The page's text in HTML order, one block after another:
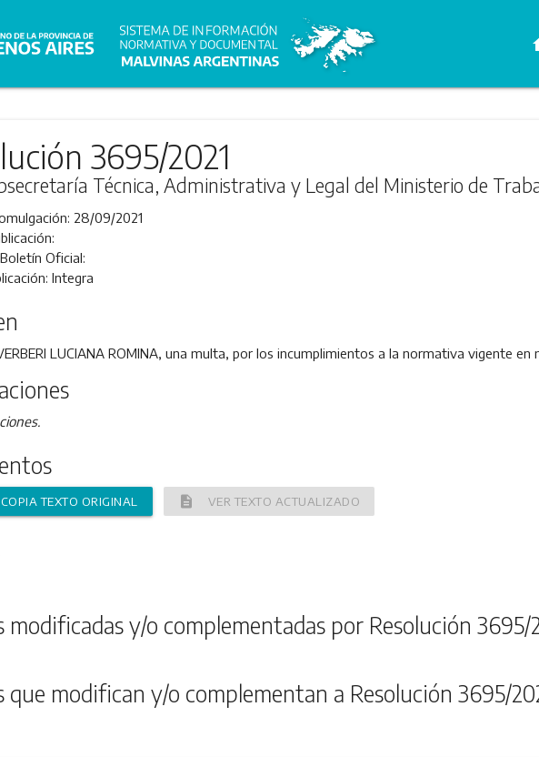
3695/2021
Técnica, Administrativa y Legal del Ministerio de
28/09/2021
Oficial:
Integra
LUCIANA ROMINA, una multa, por los incumplimientos a la normativa vigente en
TEXTO ORIGINAL description VER TEXTO ACTUALIZADO
modificadas y/o complementadas por Resolución 3695/
que modifican y/o complementan a Resolución 3695/